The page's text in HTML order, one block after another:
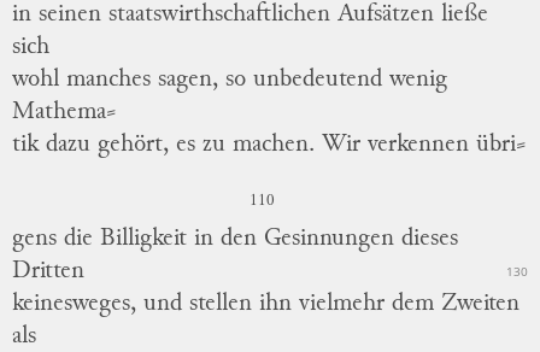
in seinen staatswirthschaftlichen Aufsätzen ließe
sich
wohl manches sagen, so unbedeutend wenig
Mathema⸗
tikdazu gehört, es zu machen. Wir verkennen übri⸗
110
gens die Billigkeit in den Gesinnungen dieses
Dritten
130
keinesweges, und stellen ihn vielmehr dem Zweiten
als